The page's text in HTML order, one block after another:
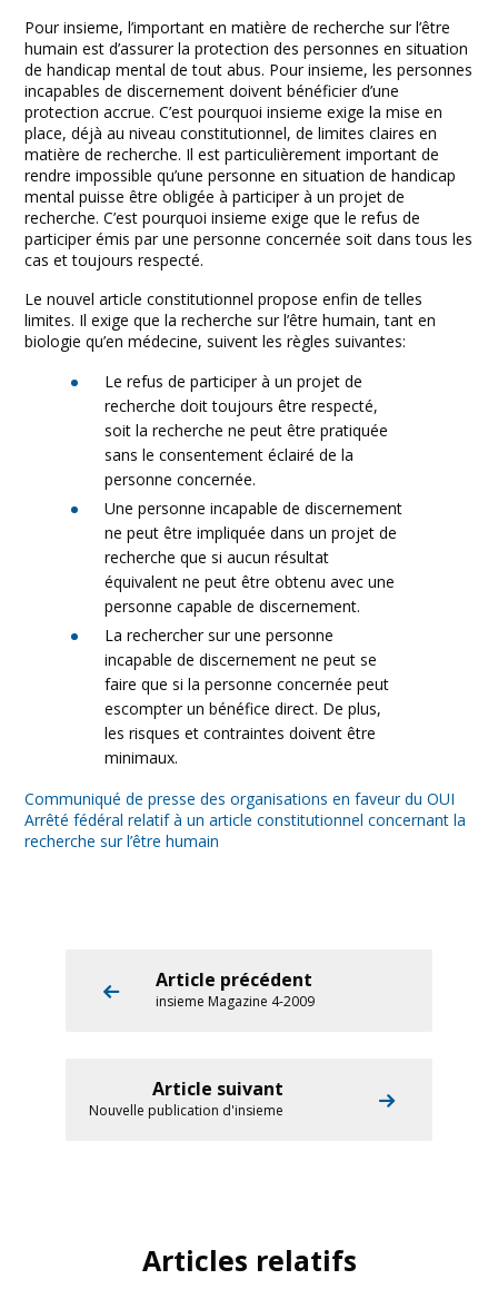
Pour insieme, l’important en matière de recherche sur l’être
humain est d’assurer la protection des personnes en situation
de handicap mental de tout abus. Pour insieme, les personnes
incapables de discernement doivent bénéficier d’une
protection accrue. C’est pourquoi insieme exige la mise en
place, déjà au niveau constitutionnel, de limites claires en
matière de recherche. Il est particulièrement important de
rendre impossible qu’une personne en situation de handicap
mental puisse être obligée à participer à un projet de
recherche. C’est pourquoi insieme exige que le refus de
participer émis par une personne concernée soit dans tous les
cas et toujours respecté.
Le nouvel article constitutionnel propose enfin de telles
limites. Il exige que la recherche sur l’être humain, tant en
biologie qu’en médecine, suivent les règles suivantes:
Le refus de participer à un projet de
recherche doit toujours être respecté,
soit la recherche ne peut être pratiquée
sans le consentement éclairé de la
personne concernée.
Une personne incapable de discernement
ne peut être impliquée dans un projet de
recherche que si aucun résultat
équivalent ne peut être obtenu avec une
personne capable de discernement.
La rechercher sur une personne
incapable de discernement ne peut se
faire que si la personne concernée peut
escompter un bénéfice direct. De plus,
les risques et contraintes doivent être
minimaux.
Communiqué de presse des organisations en faveur du OUI
Arrêté fédéral relatif à un article constitutionnel concernant la
recherche sur l’être humain
Article précédent
insieme Magazine 4-2009
Article suivant
Nouvelle publication d'insieme
Articles relatifs